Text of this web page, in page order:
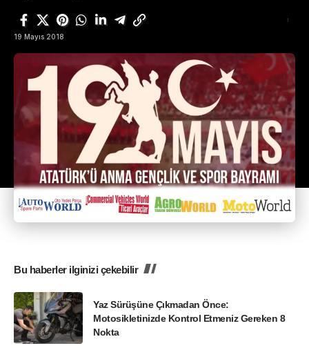
19 Mayıs 2018
Bu haberler ilginizi çekebilir
Yaz Sürüşüne Çıkmadan Önce:
Motosikletinizde Kontrol Etmeniz Gereken 8
Nokta